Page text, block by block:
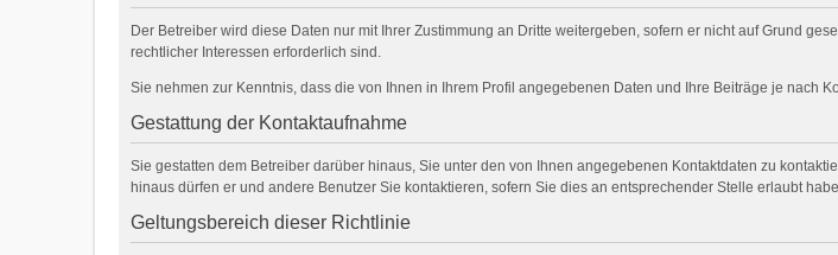
Der Betreiber wird diese Daten nur mit Ihrer Zustimmung an Dritte weitergeben, sofern er nicht auf Grund
rechtlicher Interessen erforderlich sind.
Sie nehmen zur Kenntnis, dass die von Ihnen in Ihrem Profil angegebenen Daten und Ihre Beiträge je nach
Gestattung der Kontaktaufnahme
Sie gestatten dem Betreiber darüber hinaus, Sie unter den von Ihnen angegebenen Kontaktdaten zu
hinaus dürfen er und andere Benutzer Sie kontaktieren, sofern Sie dies an entsprechender Stelle erlaubt
Geltungsbereich dieser Richtlinie